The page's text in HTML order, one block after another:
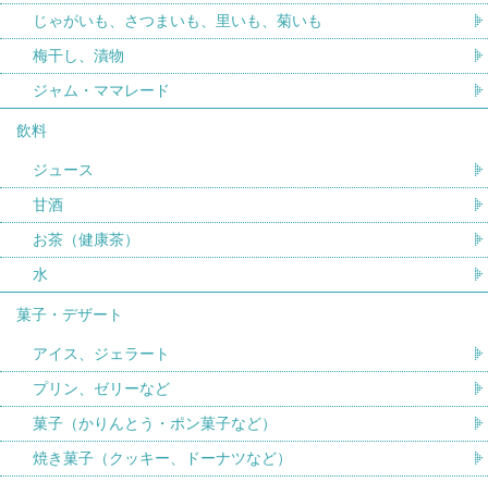
じゃがいも、さつまいも、里いも、菊いも
梅干し、漬物
ジャム・ママレード
飲料
ジュース
甘酒
お茶（健康茶）
水
菓子・デザート
アイス、ジェラート
プリン、ゼリーなど
菓子（かりんとう・ポン菓子など）
焼き菓子（クッキー、ドーナツなど）